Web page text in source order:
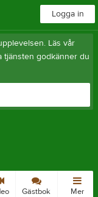
Logga in
Läs vår
tjänsten godkänner du
Gästbok Mer